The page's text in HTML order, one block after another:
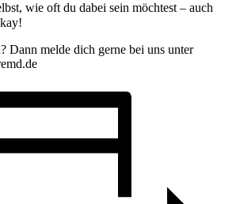
wie oft du dabei sein möchtest – auch
Dann melde dich gerne bei uns unter